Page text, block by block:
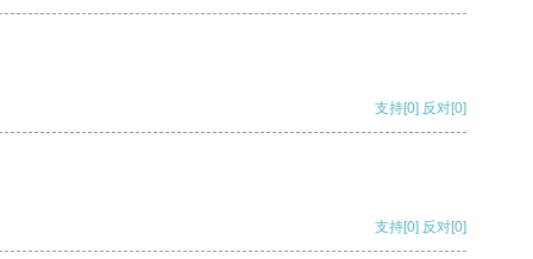
支持[0] 反对[0]
支持[0] 反对[0]